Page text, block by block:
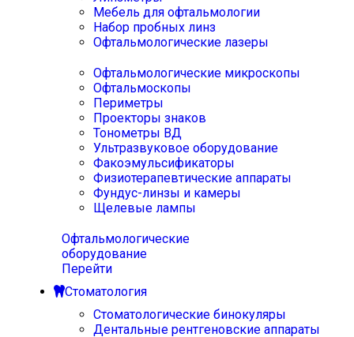
Мебель для офтальмологии
Набор пробных линз
Офтальмологические лазеры
Офтальмологические микроскопы
Офтальмоскопы
Периметры
Проекторы знаков
Тонометры ВД
Ультразвуковое оборудование
Факоэмульсификаторы
Физиотерапевтические аппараты
Фундус-линзы и камеры
Щелевые лампы
Офтальмологические
оборудование
Перейти
Стоматология
Стоматологические бинокуляры
Дентальные рентгеновские аппараты